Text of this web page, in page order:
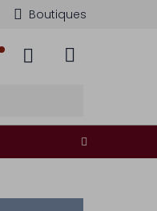
Boutiques